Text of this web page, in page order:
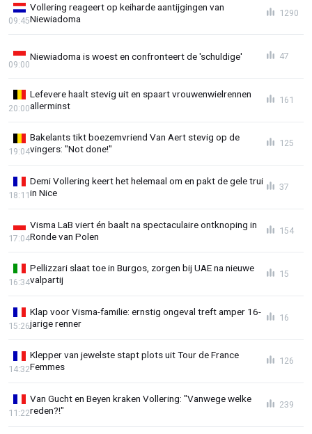
Vollering reageert op keiharde aantijgingen van
Niewiadoma
09:45
1290
Niewiadoma is woest en confronteert de 'schuldige'
09:00
47
Lefevere haalt stevig uit en spaart vrouwenwielrennen
allerminst
20:00
161
Bakelants tikt boezemvriend Van Aert stevig op de
vingers: "Not done!"
19:04
125
Demi Vollering keert het helemaal om en pakt de gele trui
in Nice
18:11
37
Visma LaB viert én baalt na spectaculaire ontknoping in
Ronde van Polen
17:04
154
Pellizzari slaat toe in Burgos, zorgen bij UAE na nieuwe
valpartij
16:34
15
Klap voor Visma-familie: ernstig ongeval treft amper 16-
jarige renner
15:26
16
Klepper van jewelste stapt plots uit Tour de France
Femmes
14:32
126
Van Gucht en Beyen kraken Vollering: "Vanwege welke
reden?!"
11:22
239